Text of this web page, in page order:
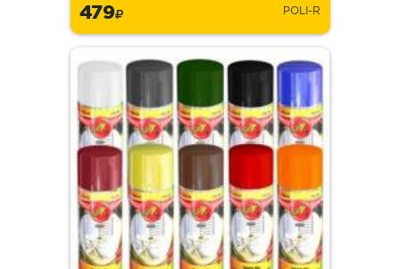
479 POLI-R